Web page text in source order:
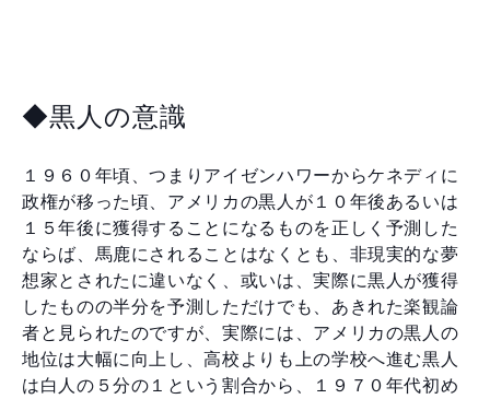
◆黒人の意識
１９６０年頃、つまりアイゼンハワーからケネディに
政権が移った頃、アメリカの黒人が１０年後あるいは
１５年後に獲得することになるものを正しく予測した
ならば、馬鹿にされることはなくとも、非現実的な夢
想家とされたに違いなく、或いは、実際に黒人が獲得
したものの半分を予測しただけでも、あきれた楽観論
者と見られたのですが、実際には、アメリカの黒人の
地位は大幅に向上し、高校よりも上の学校へ進む黒人
は白人の５分の１という割合から、１９７０年代初め